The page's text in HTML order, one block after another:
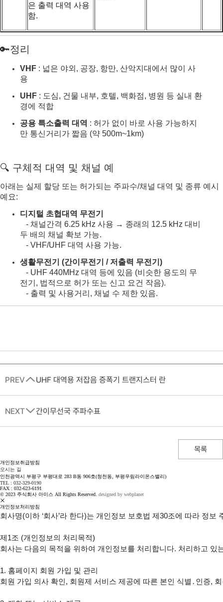
은 출력 대역 사용
함.
🔑정리
VHF : 넓은 야외, 공장, 항만, 산악지대에서 많이 사
용
UHF : 도심, 건물 내부, 호텔, 백화점, 병원 등 실내 환
경에 적합
공용 특소출력 대역 : 허가 없이 바로 사용 가능하지
만 통신거리가 짧음 (약 500m~1km)
🔍 구체적 대역 및 채널 예
아래는 실제 할당 또는 허가되는 주파수/채널 대역 및 종류 예시
예요:
디지털 초협대역 무전기
‐ 채널간격 6.25 kHz 사용 → 종래의 12.5 kHz 대비
두 배의 채널 확보 가능.
‐ VHF/UHF 대역 사용 가능.
생활무전기 (간이무전기 / 저출력 무전기)
‐ UHF 440MHz 대역 등에 있음 (비슷한 용도의 무
전기, 법적으로 허가 또는 신고 요건 작음).
‐ 출력 및 사용거리, 채널 수 제한 있음.
PREV UHF 대역용 저잡음 증폭기 트랜지스터 란
NEXT 간이무선국 주파수표
목록
개인정보취급방침
오시는 길
인천광역시 부평구 부평대로 283 B동 906호(청천동, 부평우림라이온스밸리)
TEL : 032-329-0190
FAX : 032-623-6191
© 2023 주식회사 아미스 All Rights Reserved. designed by webplanet
개인정보처리방침
회사명(이하 ‘회사’라 한다)는 개인정보 보호법 제30조에 따라 정
제1조 (개인정보의 처리목적)
회사는 다음의 목적을 위하여 개인정보를 처리합니다. 처리하고
1. 홈페이지 회원 가입 및 관리
회원 가입 의사 확인, 회원제 서비스 제공에 따른 본인 식별․인증,